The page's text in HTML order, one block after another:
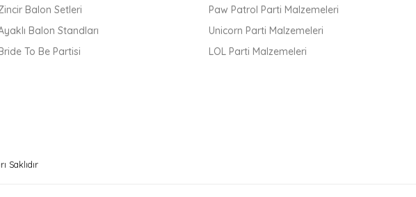
Balon Setleri
Balon Standları
To Be Partisi
Paw Patrol Parti Malzemeleri
Unicorn Parti Malzemeleri
LOL Parti Malzemeleri
Saklıdır